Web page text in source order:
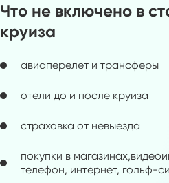
Что не включено в
круиза
авиаперелет и трансферы
отели до и после круиза
страховка от невыезда
покупки в
телефон, интернет, гольф-